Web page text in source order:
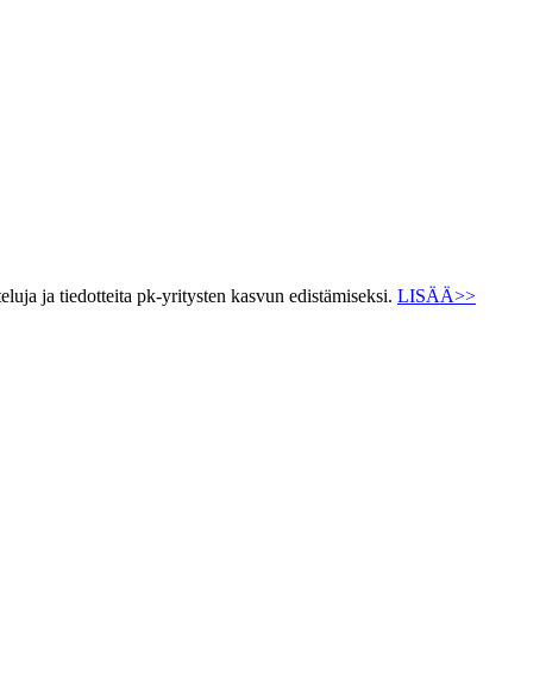
ja tiedotteita pk-yritysten kasvun edistämiseksi. LISÄÄ>>